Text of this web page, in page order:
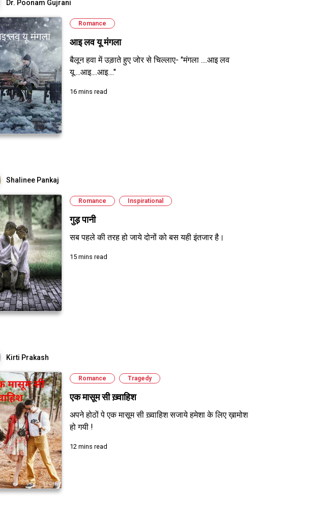
Dr. Poonam Gujrani
Romance
आइ लव यू मंगला
बैलून हवा में उङ़ाते हुए जोर से चिल्लाए- "मंगला ....आइ लव
यू....आइ....आइ...."
16 mins read
Shalinee Pankaj
Romance Inspirational
गुड़ पानी
सब पहले की तरह हो जाये दोनों को बस यही इंतजार है।
15 mins read
Kirti Prakash
Romance Tragedy
एक मासूम सी ख़्वाहिश
अपने होठों पे एक मासूम सी ख़्वाहिश सजाये हमेशा के लिए ख़ामोश
हो गयी !
12 mins read